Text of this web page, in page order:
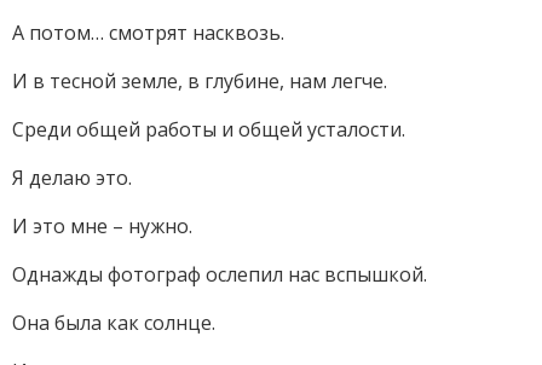
А потом… смотрят насквозь.
И в тесной земле, в глубине, нам легче.
Среди общей работы и общей усталости.
Я делаю это.
И это мне – нужно.
Однажды фотограф ослепил нас вспышкой.
Она была как солнце.